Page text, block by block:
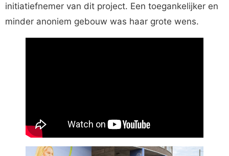
initiatiefnemer van dit project. Een toegankelijker en
minder anoniem gebouw was haar grote wens.